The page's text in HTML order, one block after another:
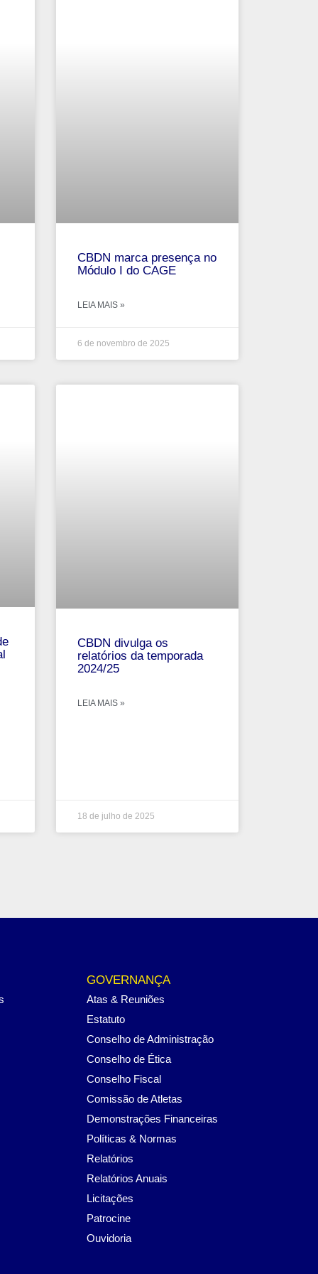
CBDN marca presença no
Módulo I do CAGE
LEIA MAIS »
6 de novembro de 2025
CBDN divulga os
relatórios da temporada
2024/25
LEIA MAIS »
18 de julho de 2025
GOVERNANÇA
Atas & Reuniões
Estatuto
Conselho de Administração
Conselho de Ética
Conselho Fiscal
Comissão de Atletas
Demonstrações Financeiras
Políticas & Normas
Relatórios
Relatórios Anuais
Licitações
Patrocine
Ouvidoria